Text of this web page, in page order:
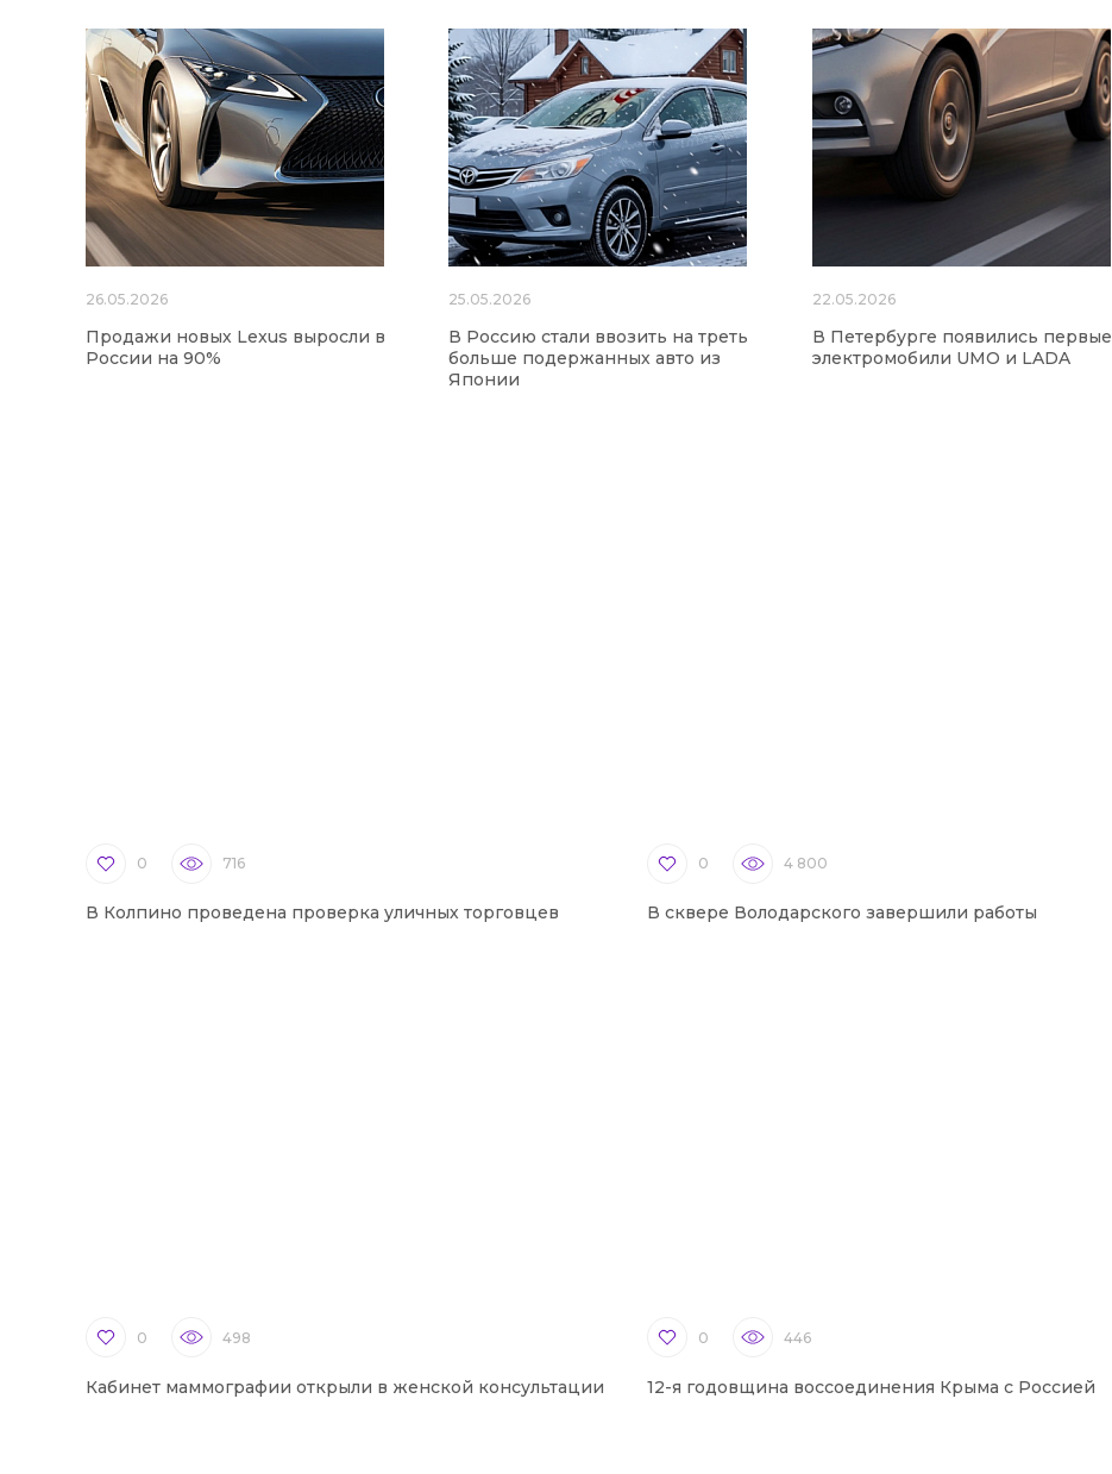
26.05.2026
Продажи новых Lexus выросли в
России на 90%
25.05.2026
В Россию стали ввозить на треть
больше подержанных авто из
Японии
22.05.2026
В Петербурге появились первые
электромобили UMO и LADA
0 716
В Колпино проведена проверка уличных торговцев
0 4 800
В сквере Володарского завершили работы
0 498
Кабинет маммографии открыли в женской консультации
0 446
12-я годовщина воссоединения Крыма с Россией